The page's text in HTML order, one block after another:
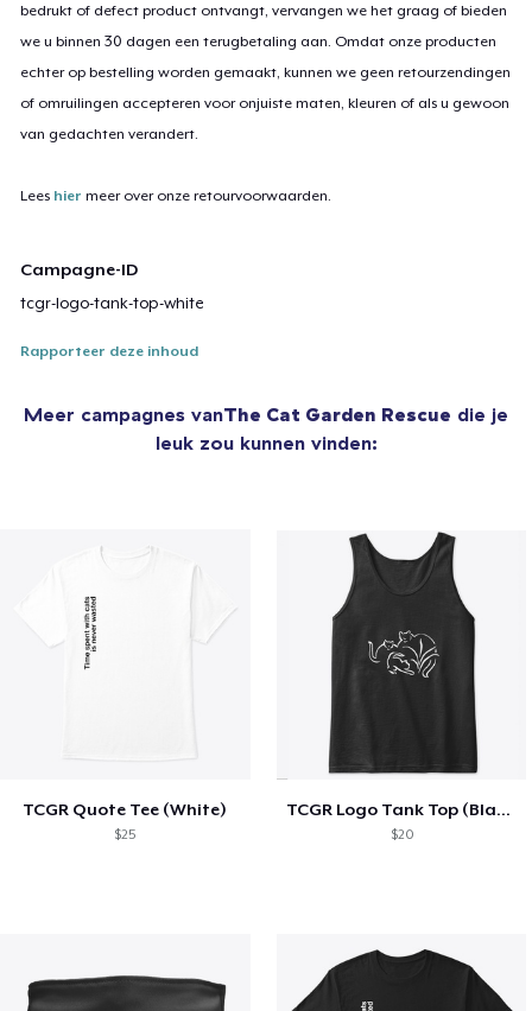
bedrukt of defect product ontvangt, vervangen we het graag of bieden
we u binnen 30 dagen een terugbetaling aan. Omdat onze producten
echter op bestelling worden gemaakt, kunnen we geen retourzendingen
of omruilingen accepteren voor onjuiste maten, kleuren of als u gewoon
van gedachten verandert.
Lees hier meer over onze retourvoorwaarden.
Campagne-ID
tcgr-logo-tank-top-white
Rapporteer deze inhoud
Meer campagnes vanThe Cat Garden Rescue die je
leuk zou kunnen vinden:
TCGR Quote Tee (White)
$25
TCGR Logo Tank Top (Black, Red)
$20